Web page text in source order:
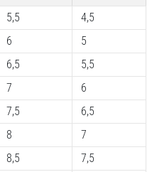
5,5
6
6,5
7
7,5
8
8,5
4,5
5
5,5
6
6,5
7
7,5